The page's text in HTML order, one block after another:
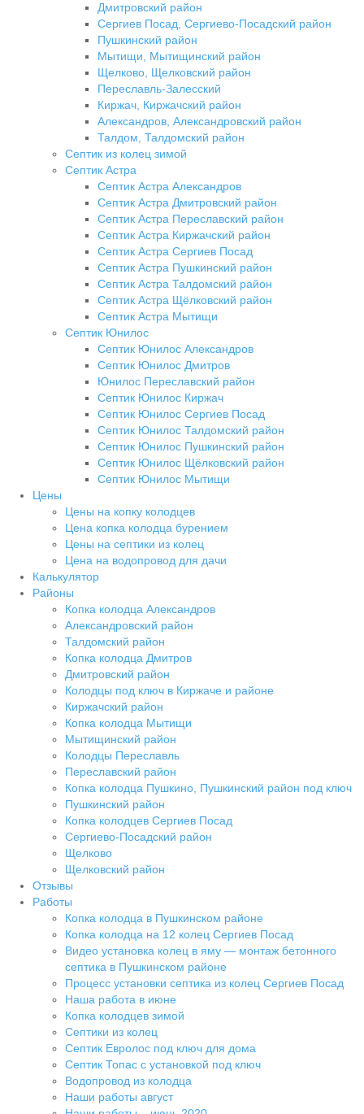
Дмитровский район
Сергиев Посад, Сергиево-Посадский район
Пушкинский район
Мытищи, Мытищинский район
Щелково, Щелковский район
Переславль-Залесский
Киржач, Киржачский район
Александров, Александровский район
Талдом, Талдомский район
Септик из колец зимой
Септик Астра
Септик Астра Александров
Септик Астра Дмитровский район
Септик Астра Переславский район
Септик Астра Киржачский район
Септик Астра Сергиев Посад
Септик Астра Пушкинский район
Септик Астра Талдомский район
Септик Астра Щёлковский район
Септик Астра Мытищи
Септик Юнилос
Септик Юнилос Александров
Септик Юнилос Дмитров
Юнилос Переславский район
Септик Юнилос Киржач
Септик Юнилос Сергиев Посад
Септик Юнилос Талдомский район
Септик Юнилос Пушкинский район
Септик Юнилос Щёлковский район
Септик Юнилос Мытищи
Цены
Цены на копку колодцев
Цена копка колодца бурением
Цены на септики из колец
Цена на водопровод для дачи
Калькулятор
Районы
Копка колодца Александров
Александровский район
Талдомский район
Копка колодца Дмитров
Дмитровский район
Колодцы под ключ в Киржаче и районе
Киржачский район
Копка колодца Мытищи
Мытищинский район
Колодцы Переславль
Переславский район
Копка колодца Пушкино, Пушкинский район под ключ
Пушкинский район
Копка колодцев Сергиев Посад
Сергиево-Посадский район
Щелково
Щелковский район
Отзывы
Работы
Копка колодца в Пушкинском районе
Копка колодца на 12 колец Сергиев Посад
Видео установка колец в яму — монтаж бетонного
септика в Пушкинском районе
Процесс установки септика из колец Сергиев Посад
Наша работа в июне
Копка колодцев зимой
Септики из колец
Септик Евролос под ключ для дома
Септик Топас с установкой под ключ
Водопровод из колодца
Наши работы август